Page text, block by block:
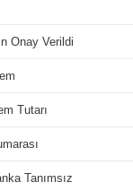
Onay Verildi
Tutarı
Tanımsız